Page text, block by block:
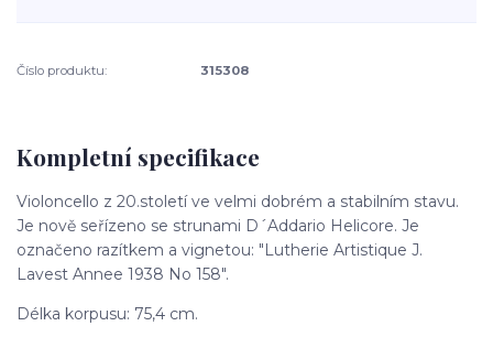
Číslo produktu: 315308
Kompletní specifikace
Violoncello z 20.století ve velmi dobrém a stabilním stavu.
Je nově seřízeno se strunami D´Addario Helicore. Je
označeno razítkem a vignetou: "Lutherie Artistique J.
Lavest Annee 1938 No 158".
Délka korpusu: 75,4 cm.